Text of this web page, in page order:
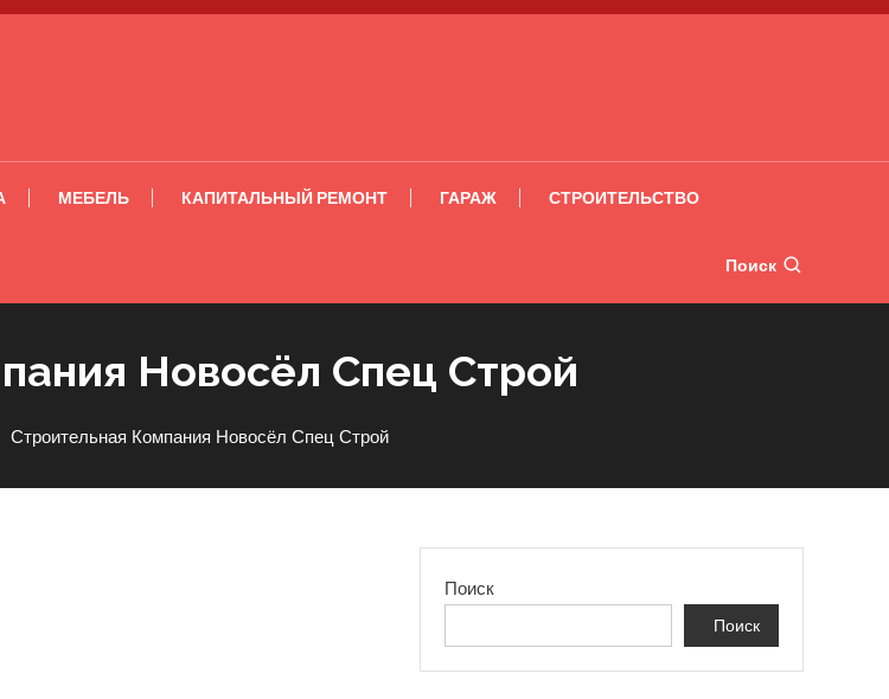
МЕБЕЛЬ КАПИТАЛЬНЫЙ РЕМОНТ ГАРАЖ СТРОИТЕЛЬСТВО
Поиск
Новосёл Спец Строй
Строительная Компания Новосёл Спец Строй
Поиск
Поиск